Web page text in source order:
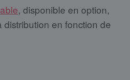
, disponible en option,
distribution en fonction de